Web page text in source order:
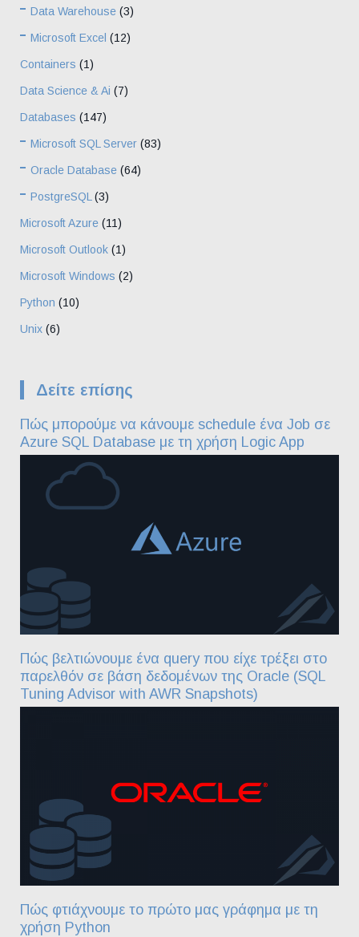
Data Warehouse (3)
Microsoft Excel (12)
Containers (1)
Data Science & Ai (7)
Databases (147)
Microsoft SQL Server (83)
Oracle Database (64)
PostgreSQL (3)
Microsoft Azure (11)
Microsoft Outlook (1)
Microsoft Windows (2)
Python (10)
Unix (6)
Δείτε επίσης
Πώς μπορούμε να κάνουμε schedule ένα Job σε
Azure SQL Database με τη χρήση Logic App
Πώς βελτιώνουμε ένα query που είχε τρέξει στο
παρελθόν σε βάση δεδομένων της Oracle (SQL
Tuning Advisor with AWR Snapshots)
Πώς φτιάχνουμε το πρώτο μας γράφημα με τη
χρήση Python